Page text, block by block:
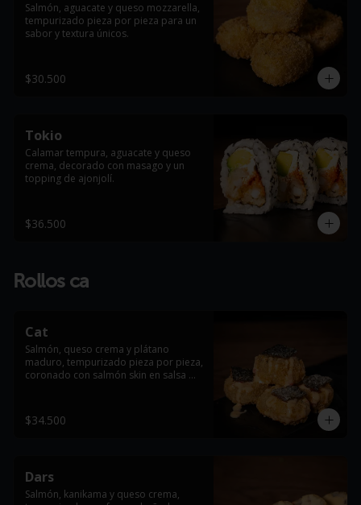
Salmón, aguacate y queso mozzarella,
tempurizado pieza por pieza para un
sabor y textura únicos.
$30.500
Tokio
Calamar tempura, aguacate y queso
crema, decorado con masago y un
topping de ajonjolí.
$36.500
Rollos ca
Cat
Salmón, queso crema y plátano
maduro, tempurizado pieza por pieza,
coronado con salmón skin en salsa
$34.500
Dars
Salmón, kanikama y queso crema,